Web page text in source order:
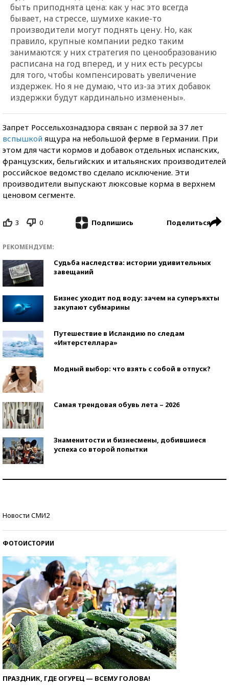
быть приподнята цена: как у нас это всегда
бывает, на стрессе, шумихе какие-то
производители могут поднять цену. Но, как
правило, крупные компании редко таким
занимаются: у них стратегия по ценообразованию
расписана на год вперед, и у них есть ресурсы
для того, чтобы компенсировать увеличение
издержек. Но я не думаю, что из-за этих добавок
издержки будут кардинально изменены».
Запрет Россельхознадзора связан с первой за 37 лет
вспышкой ящура на небольшой ферме в Германии. При
этом для части кормов и добавок отдельных испанских,
французских, бельгийских и итальянских производителей
российское ведомство сделало исключение. Эти
производители выпускают люксовые корма в верхнем
ценовом сегменте.
3 0 Подпишись Поделиться
РЕКОМЕНДУЕМ:
Судьба наследства: истории удивительных
завещаний
Бизнес уходит под воду: зачем на суперъяхты
закупают субмарины
Путешествие в Исландию по следам
«Интерстеллара»
Модный выбор: что взять с собой в отпуск?
Самая трендовая обувь лета – 2026
Знаменитости и бизнесмены, добившиеся
успеха со второй попытки
Новости СМИ2
ФОТОИСТОРИИ
ПРАЗДНИК, ГДЕ ОГУРЕЦ — ВСЕМУ ГОЛОВА!